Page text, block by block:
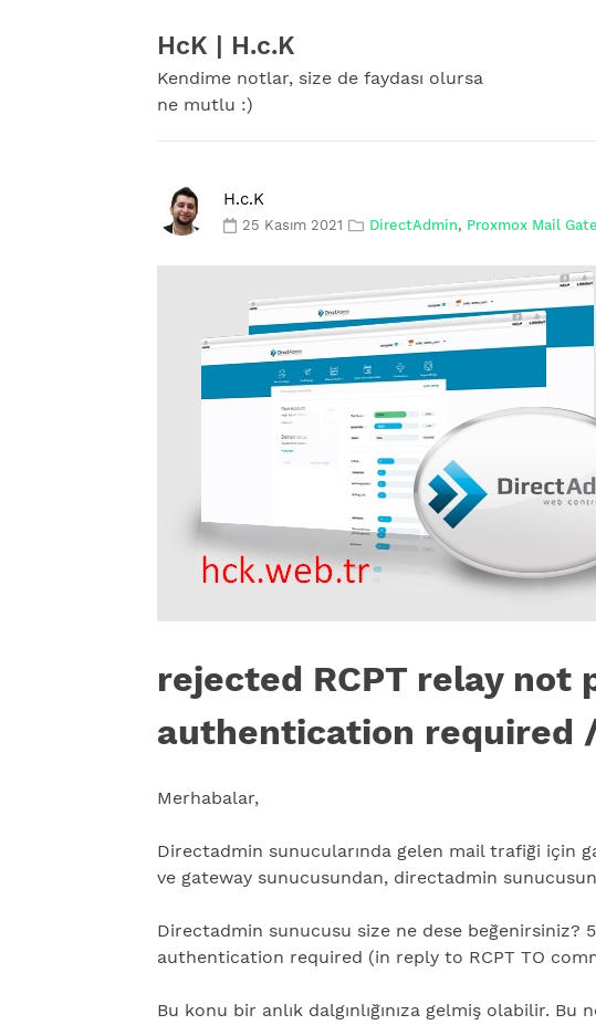
HcK | H.c.K
Kendime notlar, size de faydası olursa
ne mutlu :)
H.c.K
25 Kasım 2021 DirectAdmin, Proxmox Mail
rejected RCPT relay not
authentication required
Merhabalar,
Directadmin sunucularında gelen mail trafiği için
ve gateway sunucusundan, directadmin
Directadmin sunucusu size ne dese
authentication required (in reply to RCPT TO
Bu konu bir anlık dalgınlığınıza gelmiş olabilir.